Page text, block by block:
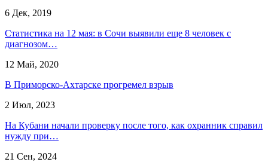
6 Дек, 2019
Статистика на 12 мая: в Сочи выявили еще 8 человек с
диагнозом…
12 Май, 2020
​В Приморско-Ахтарске прогремел взрыв
2 Июл, 2023
На Кубани начали проверку после того, как охранник справил
нужду при…
21 Сен, 2024